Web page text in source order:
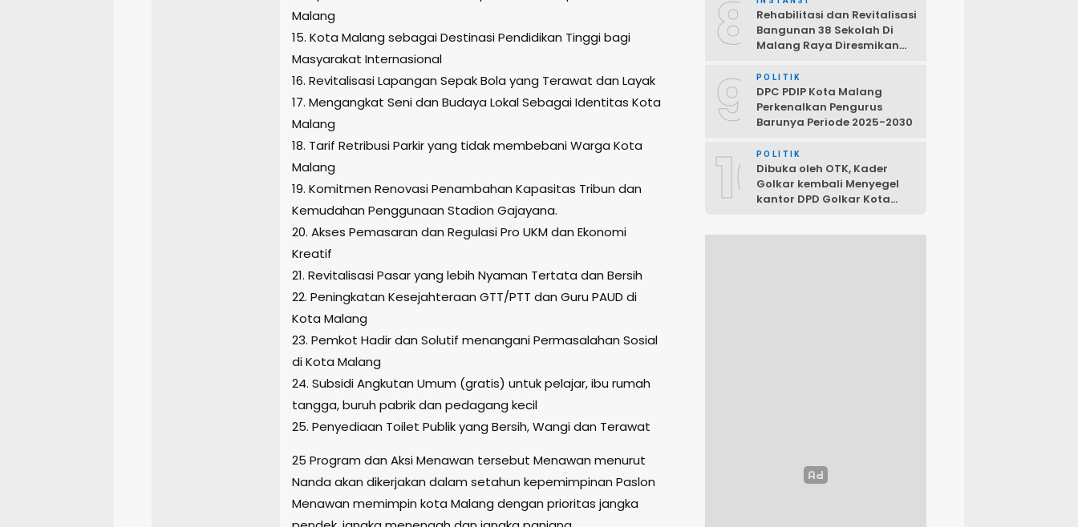
Malang
15. Kota Malang sebagai Destinasi Pendidikan Tinggi bagi
Masyarakat Internasional
16. Revitalisasi Lapangan Sepak Bola yang Terawat dan Layak
17. Mengangkat Seni dan Budaya Lokal Sebagai Identitas Kota
Malang
18. Tarif Retribusi Parkir yang tidak membebani Warga Kota
Malang
19. Komitmen Renovasi Penambahan Kapasitas Tribun dan
Kemudahan Penggunaan Stadion Gajayana.
20. Akses Pemasaran dan Regulasi Pro UKM dan Ekonomi
Kreatif
21. Revitalisasi Pasar yang lebih Nyaman Tertata dan Bersih
22. Peningkatan Kesejahteraan GTT/PTT dan Guru PAUD di
Kota Malang
23. Pemkot Hadir dan Solutif menangani Permasalahan Sosial
di Kota Malang
24. Subsidi Angkutan Umum (gratis) untuk pelajar, ibu rumah
tangga, buruh pabrik dan pedagang kecil
25. Penyediaan Toilet Publik yang Bersih, Wangi dan Terawat
25 Program dan Aksi Menawan tersebut Menawan menurut
Nanda akan dikerjakan dalam setahun kepemimpinan Paslon
Menawan memimpin kota Malang dengan prioritas jangka
8
Rehabilitasi dan Revitalisasi
Bangunan 38 Sekolah Di
Malang Raya Diresmikan
9 POLITIK
DPC PDIP Kota Malang
Perkenalkan Pengurus
Barunya Periode 2025-2030
10POLITIK
Dibuka oleh OTK, Kader
Golkar kembali Menyegel
kantor DPD Golkar Kota